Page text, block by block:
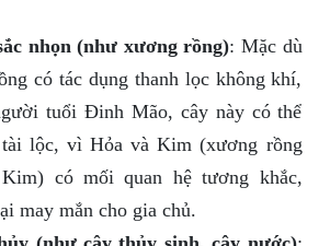
nhọn (như xương rồng): Mặc dù
có tác dụng thanh lọc không khí,
tuổi Đinh Mão, cây này có thể
lộc, vì Hỏa và Kim (xương rồng
có mối quan hệ tương khắc,
may mắn cho gia chủ.